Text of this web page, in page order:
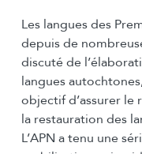
Les langues des
depuis de
discuté de
langues
objectif d’assurer le
la restauration des
L’APN a tenu une